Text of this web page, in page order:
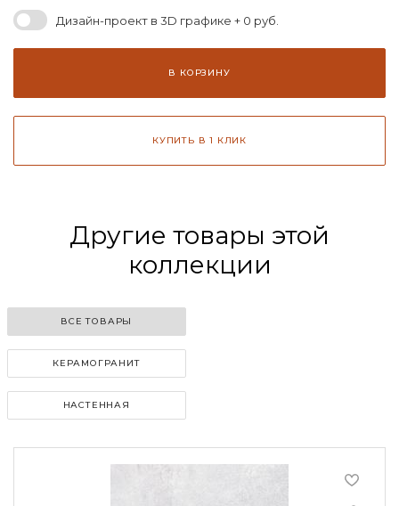
Дизайн-проект в 3D графике + 0 руб.
В КОРЗИНУ
КУПИТЬ В 1 КЛИК
Другие товары этой
коллекции
ВСЕ ТОВАРЫ
КЕРАМОГРАНИТ
НАСТЕННАЯ